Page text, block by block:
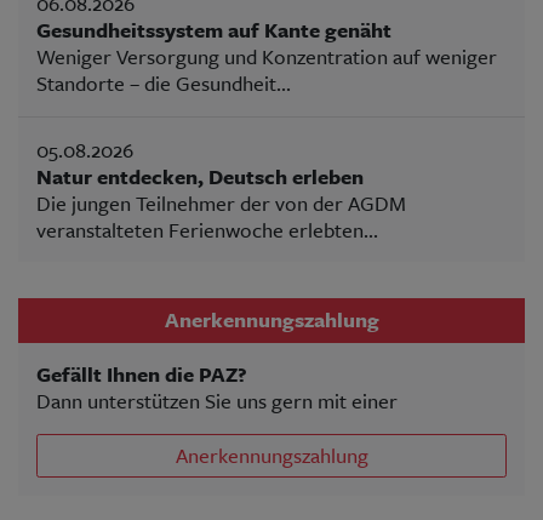
Gesundheitssystem auf Kante genäht
Weniger Versorgung und Konzentration auf weniger
Standorte – die Gesundheit...
05.08.2026
Natur entdecken, Deutsch erleben
Die jungen Teilnehmer der von der AGDM
veranstalteten Ferienwoche erlebten...
Anerkennungszahlung
Gefällt Ihnen die PAZ?
Dann unterstützen Sie uns gern mit einer
Anerkennungszahlung